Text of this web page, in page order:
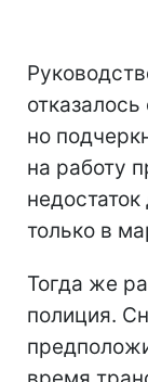
но
на работу
только в
Тогда же
полиция.